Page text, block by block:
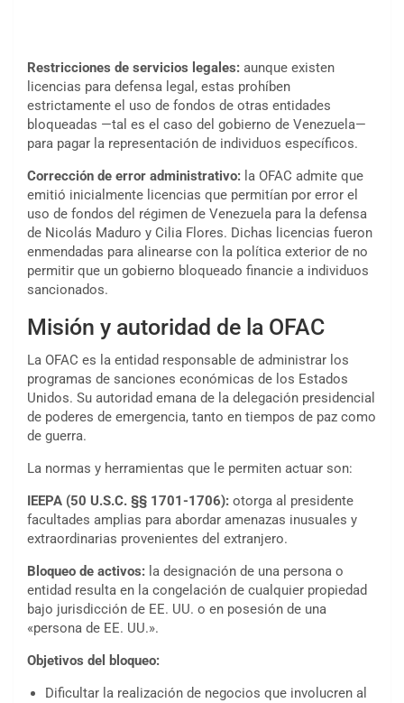
Restricciones de servicios legales: aunque existen
licencias para defensa legal, estas prohíben
estrictamente el uso de fondos de otras entidades
bloqueadas —tal es el caso del gobierno de Venezuela—
para pagar la representación de individuos específicos.
Corrección de error administrativo: la OFAC admite que
emitió inicialmente licencias que permitían por error el
uso de fondos del régimen de Venezuela para la defensa
de Nicolás Maduro y Cilia Flores. Dichas licencias fueron
enmendadas para alinearse con la política exterior de no
permitir que un gobierno bloqueado financie a individuos
sancionados.
Misión y autoridad de la OFAC
La OFAC es la entidad responsable de administrar los
programas de sanciones económicas de los Estados
Unidos. Su autoridad emana de la delegación presidencial
de poderes de emergencia, tanto en tiempos de paz como
de guerra.
La normas y herramientas que le permiten actuar son:
IEEPA (50 U.S.C. §§ 1701-1706): otorga al presidente
facultades amplias para abordar amenazas inusuales y
extraordinarias provenientes del extranjero.
Bloqueo de activos: la designación de una persona o
entidad resulta en la congelación de cualquier propiedad
bajo jurisdicción de EE. UU. o en posesión de una
«persona de EE. UU.».
Objetivos del bloqueo:
Dificultar la realización de negocios que involucren al